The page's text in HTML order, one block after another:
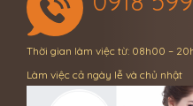
Thời gian làm việc từ: 08h00 –
Làm việc cả ngày lễ và chủ nhật